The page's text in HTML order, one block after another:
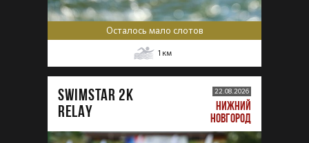
Осталось мало слотов
1 км
SWIMSTAR 2K
RELAY
22.08.2026
НИЖНИЙ
НОВГОРОД